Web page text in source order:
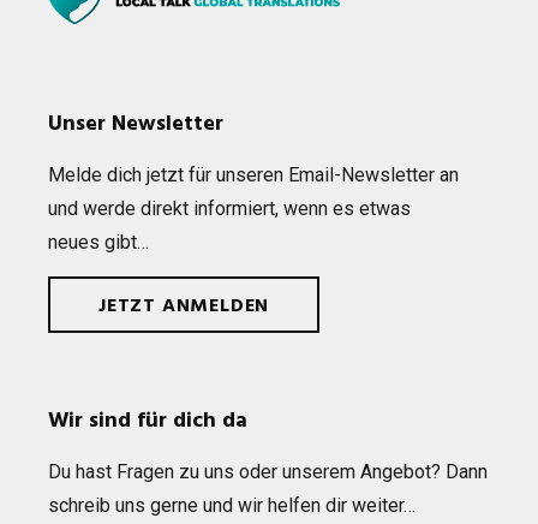
Unser Newsletter
Melde dich jetzt für unse­ren Email-News­let­ter an
und werde direkt infor­miert, wenn es etwas
neues gibt…
JETZT ANMELDEN
Wir sind für dich da
Du hast Fra­gen zu uns oder unse­rem Ange­bot? Dann
schreib uns gerne und wir hel­fen dir weiter…